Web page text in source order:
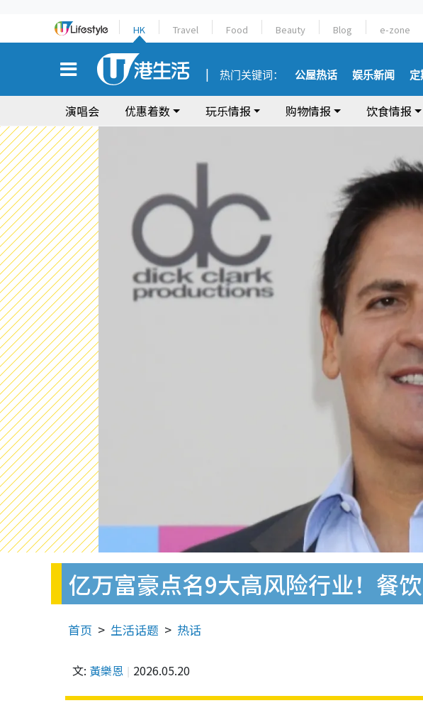
HK Travel Food Beauty Blog e-zone
热门关键词： 公屋热话 娱乐新闻 定
演唱会 优惠着数 玩乐情报 购物情报 饮食情报
亿万富豪点名9大高风险行业！餐
首页 生活话题 热话
文: 黃樂恩 2026.05.20